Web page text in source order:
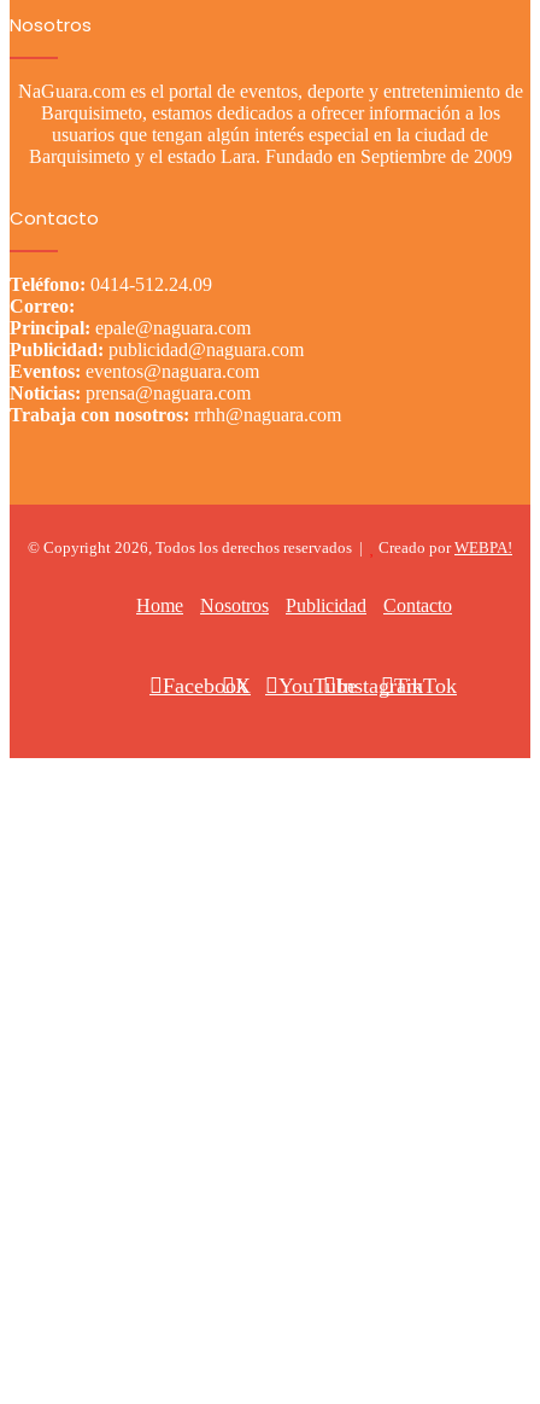
Nosotros
NaGuara.com es el portal de eventos, deporte y entretenimiento de
Barquisimeto, estamos dedicados a ofrecer información a los
usuarios que tengan algún interés especial en la ciudad de
Barquisimeto y el estado Lara. Fundado en Septiembre de 2009
Contacto
Teléfono: 0414-512.24.09
Correo:
Principal: epale@naguara.com
Publicidad: publicidad@naguara.com
Eventos: eventos@naguara.com
Noticias: prensa@naguara.com
Trabaja con nosotros: rrhh@naguara.com
© Copyright 2026, Todos los derechos reservados | Creado porWEBPA!
Home Nosotros Publicidad Contacto
Facebook
X YouTubeInstagramTikTok